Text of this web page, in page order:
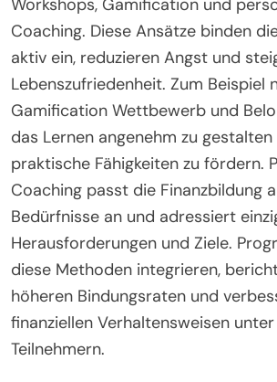
Coaching. Diese Ansätze binden
aktiv ein, reduzieren Angst und
Lebenszufriedenheit. Zum Beispiel
Gamification Wettbewerb und
das Lernen angenehm zu
praktische Fähigkeiten zu fördern.
Coaching passt die Finanzbildung
Bedürfnisse an und adressiert
Herausforderungen und Ziele.
diese Methoden integrieren,
höheren Bindungsraten und
finanziellen Verhaltensweisen
Teilnehmern.